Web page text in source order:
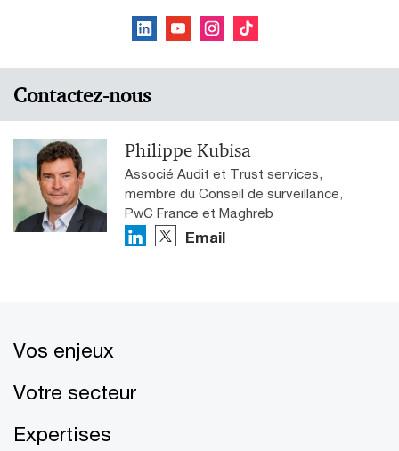
Contactez-nous
Philippe Kubisa
Associé Audit et Trust services,
membre du Conseil de surveillance,
PwC France et Maghreb
Email
Vos enjeux
Votre secteur
Expertises